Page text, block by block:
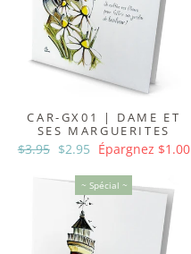
CAR-GX01 | DAME ET
SES MARGUERITES
Prix
$3.95 Prix
$2.95 Épargnez $1.00
~ Spécial ~